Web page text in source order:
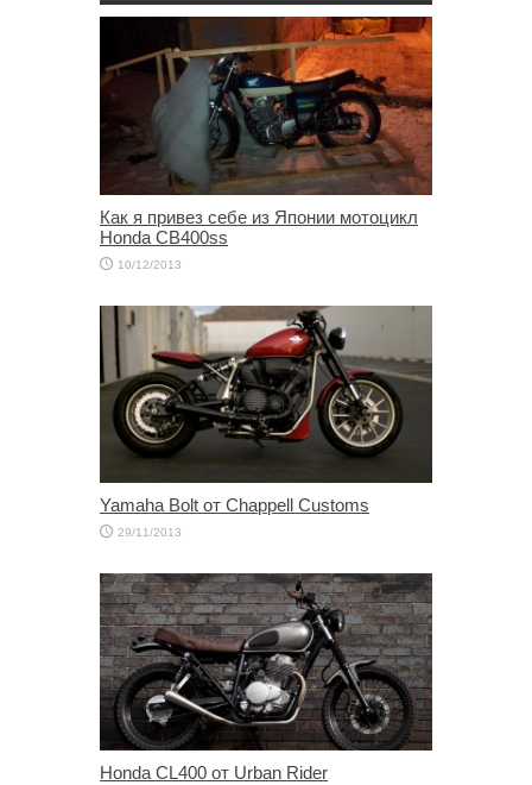
Как я привез себе из Японии мотоцикл
Honda CB400ss
10/12/2013
Yamaha Bolt от Chappell Customs
29/11/2013
Honda CL400 от Urban Rider